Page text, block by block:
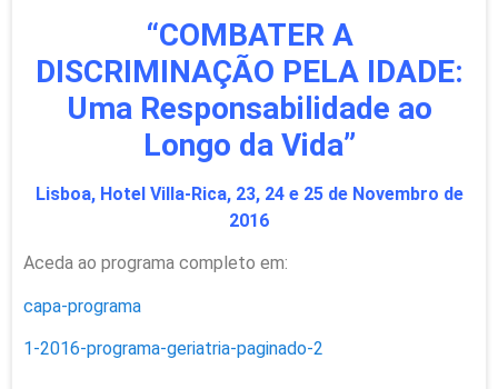
“COMBATER A
DISCRIMINAÇÃO PELA IDADE:
Uma Responsabilidade ao
Longo da Vida”
Lisboa, Hotel Villa-Rica, 23, 24 e 25 de Novembro de
2016
Aceda ao programa completo em:
capa-programa
1-2016-programa-geriatria-paginado-2